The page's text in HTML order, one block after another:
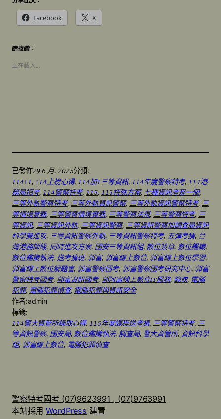
Facebook X
請按讚：
正在載入…
已發佈29 6 月, 2025分類:
114+1, 114上榜心得, 114加1三等資訊, 114年度警察特考, 114港
務局招考, 114警察特考, 115, 115特殊方案, 七種資訊考那一個
三等外軌警察特考, 三等外軌資訊警察, 三等外軌資訊警察特考, 三
等情境實務, 三等警察情境實務, 三等警察法規, 三等警察特考, 三
等資訊, 三等資訊外軌, 三等資訊警察, 三等資訊警察加調查局資訊
科學雙進攻, 三等資訊警察外軌, 三等資訊警察特考, 五彈考猜, 台
灣港務師級, 同時進攻方案, 國安三等資訊組, 數位簽章, 數位鑑識
數位鑑識執法, 送考猜班, 郭富, 郭富線上數位, 郭富線上數位學習
郭富線上數位解題書, 郭富警察國考, 郭富警察國考研究中心, 郭富
警察特考國考, 郭富資訊國考, 郭阿富線上數位IT服務, 錄取, 電腦
犯罪, 電腦犯罪偵查, 電腦犯罪與資訊安全
作者:admin
標籤:
114警大資管所錄取心得, 115年度課程送考猜, 三等警察特考, 三
等資訊警察, 國安局, 數位鑑識執法, 調查局, 警大資管所, 資訊科學
組, 郭富線上數位, 電腦犯罪偵查
警察特考國考 (07)9623991 , (07)9763991
本站採用 WordPress 建置